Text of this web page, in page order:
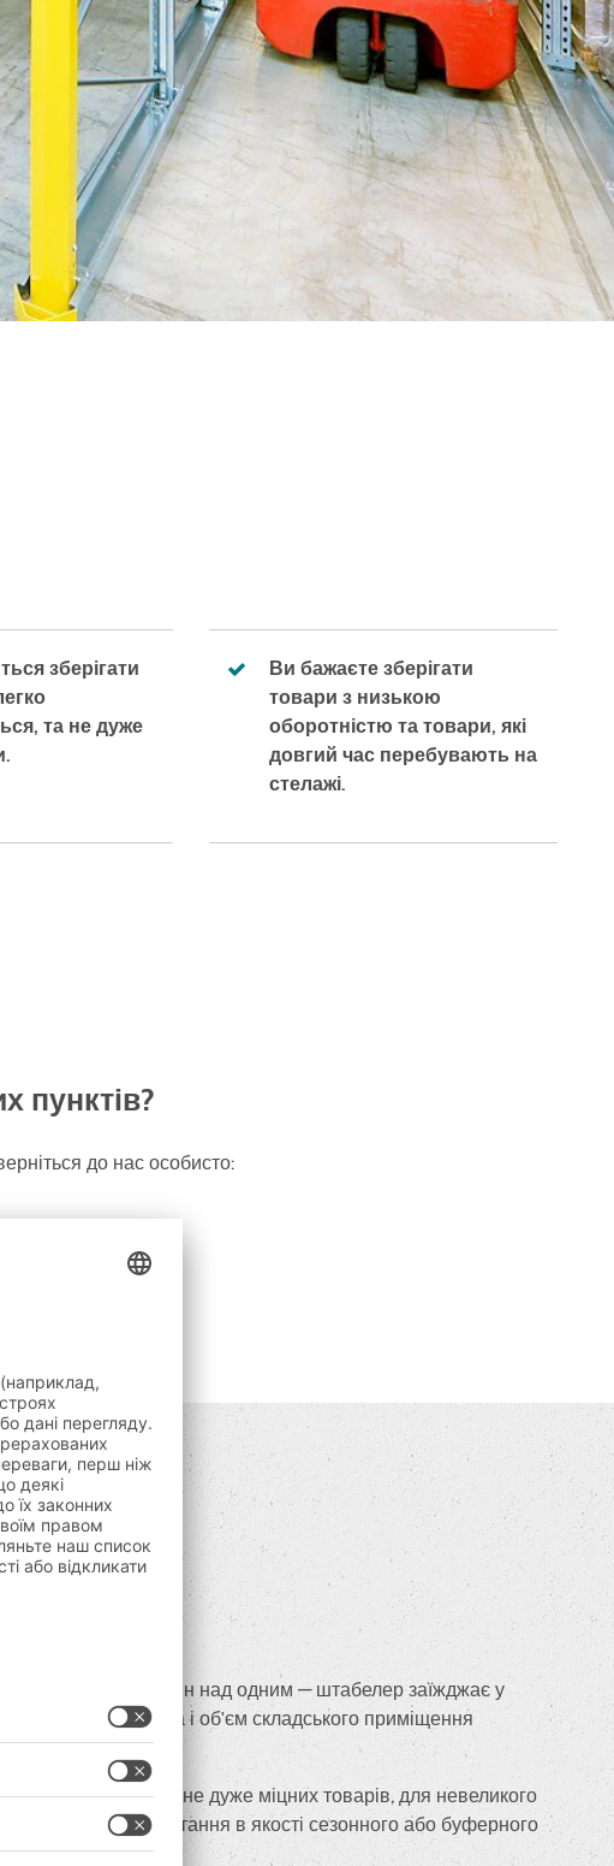
зберігати
та не дуже
Ви бажаєте зберігати
товари з низькою
оборотністю та товари, які
довгий час перебувають на
стелажі.
пунктів?
до нас особисто:
з одним або один над одним — штабелер заїжджає у
Таким чином, площа і об'єм складського приміщення
деформуються, та не дуже міцних товарів, для невеликого
для використання в якості сезонного або буферного